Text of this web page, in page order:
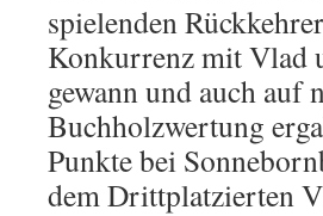
spielenden
Konkurrenz mit Vlad
gewann und auch auf
Buchholzwertung
Punkte bei
dem Drittplatzierten